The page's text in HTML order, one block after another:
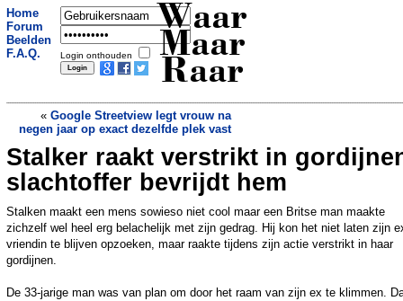
Home
Forum
Beelden
F.A.Q.
Login onthouden
Waar
Maar
Raar
« Google Streetview legt vrouw na
negen jaar op exact dezelfde plek vast
Online winkelen is milieuvriendelijker
dan naar de winkel gaan »
Stalker raakt verstrikt in
slachtoffer bevrijdt hem
Stalken maakt een mens sowieso niet cool maar een Britse man maakte
zichzelf wel heel erg belachelijk met zijn gedrag. Hij kon het niet laten zijn
vriendin te blijven opzoeken, maar raakte tijdens zijn actie verstrikt in haar
gordijnen.
De 33-jarige man was van plan om door het raam van zijn ex te klimmen.